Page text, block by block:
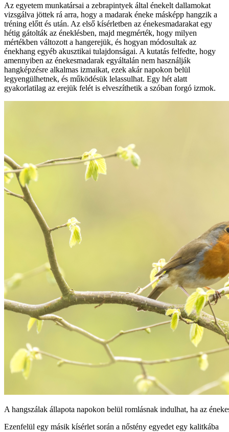
Az egyetem munkatársai a zebrapintyek által énekelt dallamokat
vizsgálva jöttek rá arra, hogy a madarak éneke másképp hangzik a
tréning előtt és után. Az első kísérletben az énekesmadarakat egy
hétig gátolták az éneklésben, majd megmérték, hogy milyen
mértékben változott a hangerejük, és hogyan módosultak az
énekhang egyéb akusztikai tulajdonságai. A kutatás felfedte, hogy
amennyiben az énekesmadarak egyáltalán nem használják
hangképzésre alkalmas izmaikat, ezek akár napokon belül
legyengülhetnek, és működésük lelassulhat. Egy hét alatt
gyakorlatilag az erejük felét is elveszíthetik a szóban forgó izmok.
A hangszálak állapota napokon belül romlásnak indulhat, ha az
Ezenfelül egy másik kísérlet során a nőstény egyedet egy kalitkába